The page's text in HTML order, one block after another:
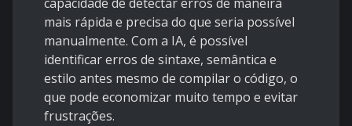
mais rápida e precisa do que seria possível
manualmente. Com a IA, é possível
identificar erros de sintaxe, semântica e
estilo antes mesmo de compilar o código, o
que pode economizar muito tempo e evitar
frustrações.